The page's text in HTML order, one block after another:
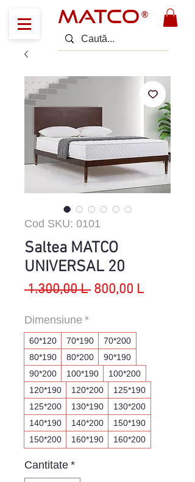
MATCO ®
Cod SKU: 0101
Saltea MATCO
UNIVERSAL 20
1.300,00 L Preț
800,00 LPreț
Dimensiune *
60*120 70*190
70*200
80*190
80*200
90*190
90*200
100*190
100*200
120*190
120*200
125*190
125*200
130*190
130*200
140*190
140*200
150*190
150*200
160*190 160*200
Cantitate *